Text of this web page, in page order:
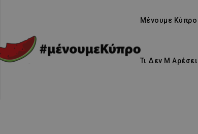
Μένουμε Κύπρο
Τι Δεν Μ Αρέσει